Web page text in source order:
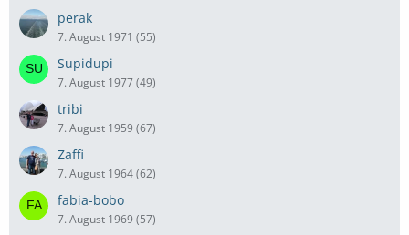
perak
7. August 1971 (55)
Supidupi
7. August 1977 (49)
tribi
7. August 1959 (67)
Zaffi
7. August 1964 (62)
fabia-bobo
7. August 1969 (57)